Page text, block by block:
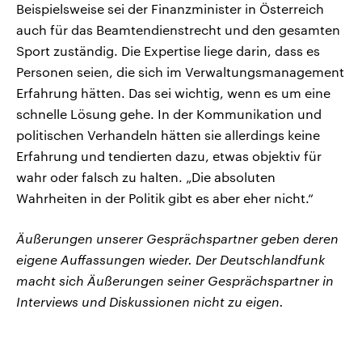
Beispielsweise sei der Finanzminister in Österreich
auch für das Beamtendienstrecht und den gesamten
Sport zuständig. Die Expertise liege darin, dass es
Personen seien, die sich im Verwaltungsmanagement
Erfahrung hätten. Das sei wichtig, wenn es um eine
schnelle Lösung gehe. In der Kommunikation und
politischen Verhandeln hätten sie allerdings keine
Erfahrung und tendierten dazu, etwas objektiv für
wahr oder falsch zu halten. „Die absoluten
Wahrheiten in der Politik gibt es aber eher nicht.“
Äußerungen unserer Gesprächspartner geben deren
eigene Auffassungen wieder. Der Deutschlandfunk
macht sich Äußerungen seiner Gesprächspartner in
Interviews und Diskussionen nicht zu eigen.